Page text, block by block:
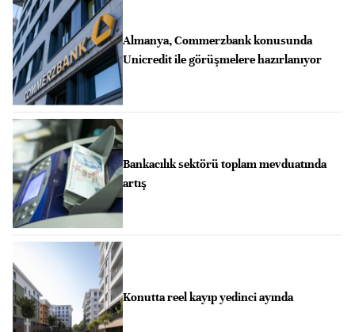
Almanya, Commerzbank konusunda
Unicredit ile görüşmelere hazırlanıyor
Bankacılık sektörü toplam mevduatında
artış
Konutta reel kayıp yedinci ayında